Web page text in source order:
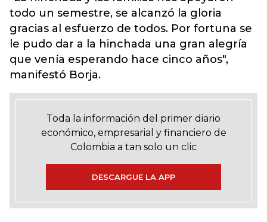
todo un semestre, se alcanzó la gloria
gracias al esfuerzo de todos. Por fortuna se
le pudo dar a la hinchada una gran alegría
que venía esperando hace cinco años",
manifestó Borja.
Toda la información del primer diario
económico, empresarial y financiero de
Colombia a tan solo un clic
DESCARGUE LA APP